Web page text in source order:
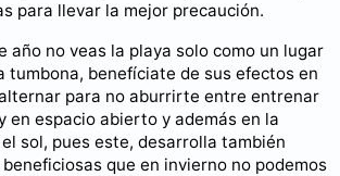
para llevar la mejor precaución.
año no veas la playa solo como un lugar
tumbona, benefíciate de sus efectos en
para no aburrirte entre entrenar
en espacio abierto y además en la
sol, pues este, desarrolla también
que en invierno no podemos